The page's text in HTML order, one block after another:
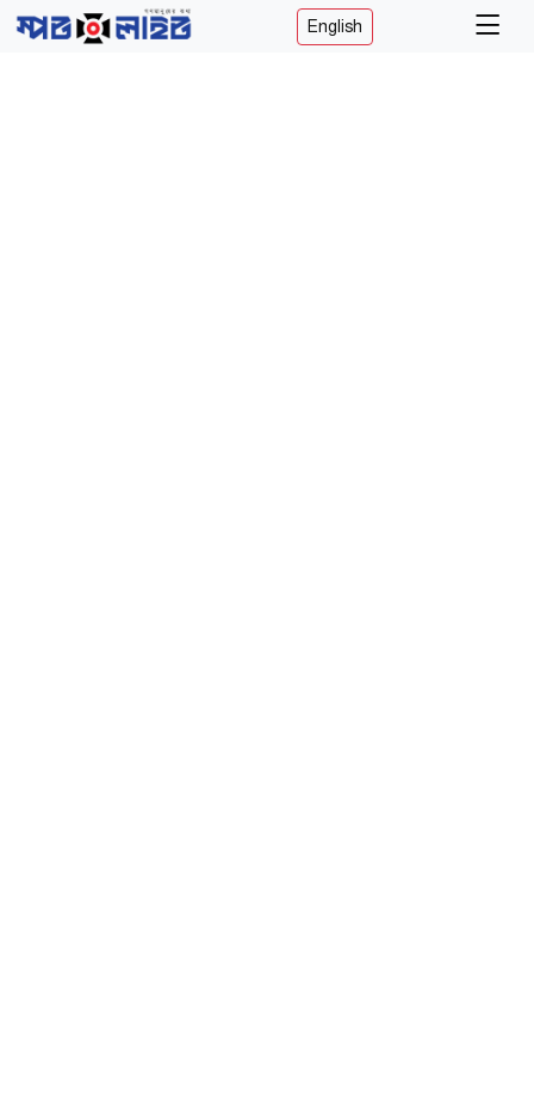
English